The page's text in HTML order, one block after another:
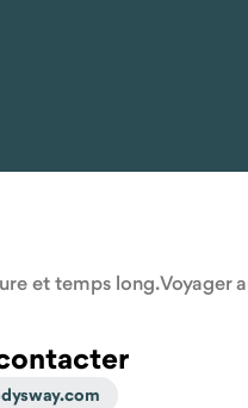
et temps long.